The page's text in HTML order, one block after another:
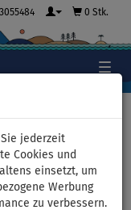
jederzeit
Cookies und
einsetzt, um
Werbung
zu verbessern.
0 Stk.
für